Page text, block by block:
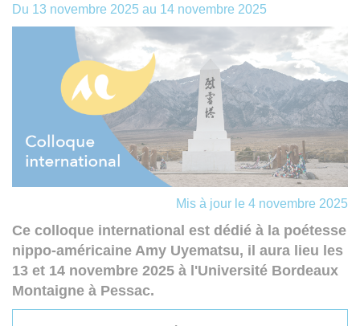
Du 13 novembre 2025 au 14 novembre 2025
Mis à jour le 4 novembre 2025
Ce colloque international est dédié à la poétesse
nippo-américaine Amy Uyematsu, il aura lieu les
13 et 14 novembre 2025 à l'Université Bordeaux
Montaigne à Pessac.